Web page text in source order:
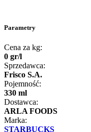
Parametry
Cena za kg:
0 gr/l
Sprzedawca:
Frisco S.A.
Pojemność:
330 ml
Dostawca:
ARLA FOODS
Marka:
STARBUCKS